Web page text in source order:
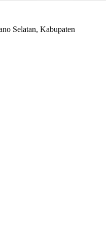
Selatan, Kabupaten